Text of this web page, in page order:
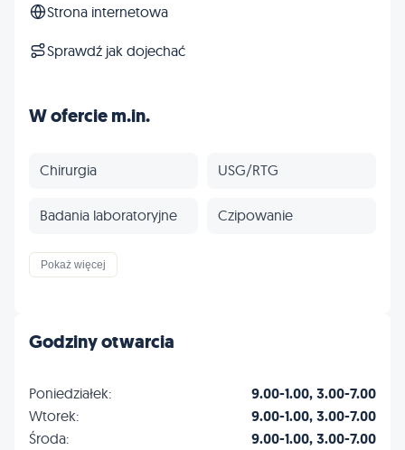
Strona internetowa
Sprawdź jak dojechać
W ofercie m.in.
Chirurgia USG/RTG
Badania laboratoryjne Czipowanie
Paszporty
Profilaktyka
Pokaż więcej
Godziny otwarcia
Poniedziałek: 9.00-1.00, 3.00-7.00
Wtorek: 9.00-1.00, 3.00-7.00
Środa: 9.00-1.00, 3.00-7.00